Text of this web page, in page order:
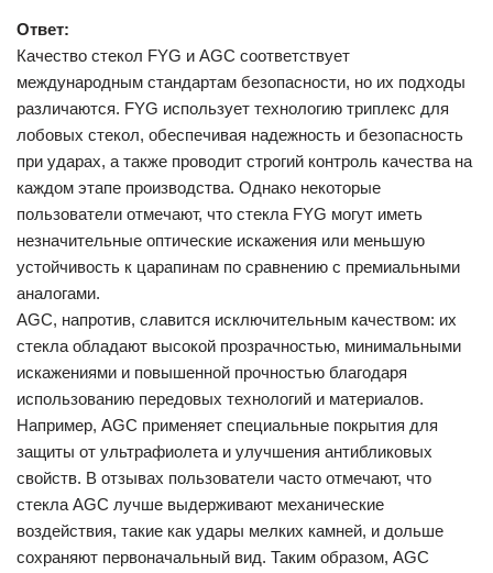
Ответ:
Качество стекол FYG и AGC соответствует
международным стандартам безопасности, но их подходы
различаются. FYG использует технологию триплекс для
лобовых стекол, обеспечивая надежность и безопасность
при ударах, а также проводит строгий контроль качества на
каждом этапе производства. Однако некоторые
пользователи отмечают, что стекла FYG могут иметь
незначительные оптические искажения или меньшую
устойчивость к царапинам по сравнению с премиальными
аналогами.
AGC, напротив, славится исключительным качеством: их
стекла обладают высокой прозрачностью, минимальными
искажениями и повышенной прочностью благодаря
использованию передовых технологий и материалов.
Например, AGC применяет специальные покрытия для
защиты от ультрафиолета и улучшения антибликовых
свойств. В отзывах пользователи часто отмечают, что
стекла AGC лучше выдерживают механические
воздействия, такие как удары мелких камней, и дольше
сохраняют первоначальный вид. Таким образом, AGC